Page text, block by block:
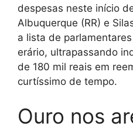
despesas neste início
Albuquerque (RR) e
a lista de
erário, ultrapassando
de 180 mil reais em
curtíssimo de tempo.
Ouro nos